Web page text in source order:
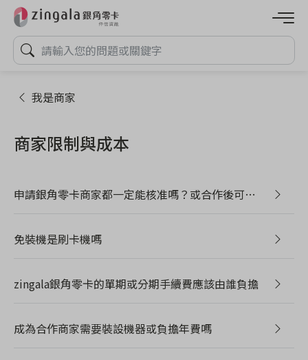
我是商家
商家限制與成本
申請銀角零卡商家都一定能核准嗎？或合作後可以
免裝機是刷卡機嗎
zingala銀角零卡的單期或分期手續費應該由誰負擔
成為合作商家需要裝設機器或負擔年費嗎